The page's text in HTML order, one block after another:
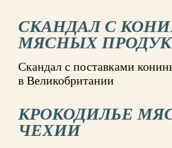
СКАНДАЛ С
МЯСНЫХ
Скандал с поставками
в Великобритании
КРОКОДИЛЬЕ
ЧЕХИИ